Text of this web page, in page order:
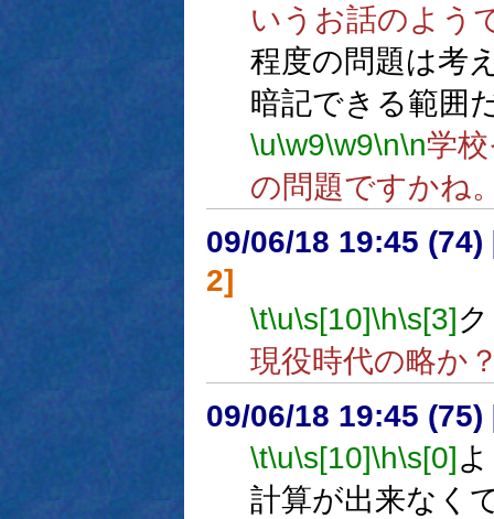
いうお話のよう
程度の問題は考
暗記できる範囲
\u\w9\w9\n\n学
の問題ですかね
09/06/18 19:45 (74)
2]
\t\u\s[10]\h\s[3]
現役時代の略か
09/06/18 19:45 (75)
\t\u\s[10]\h\s[0]
計算が出来なく